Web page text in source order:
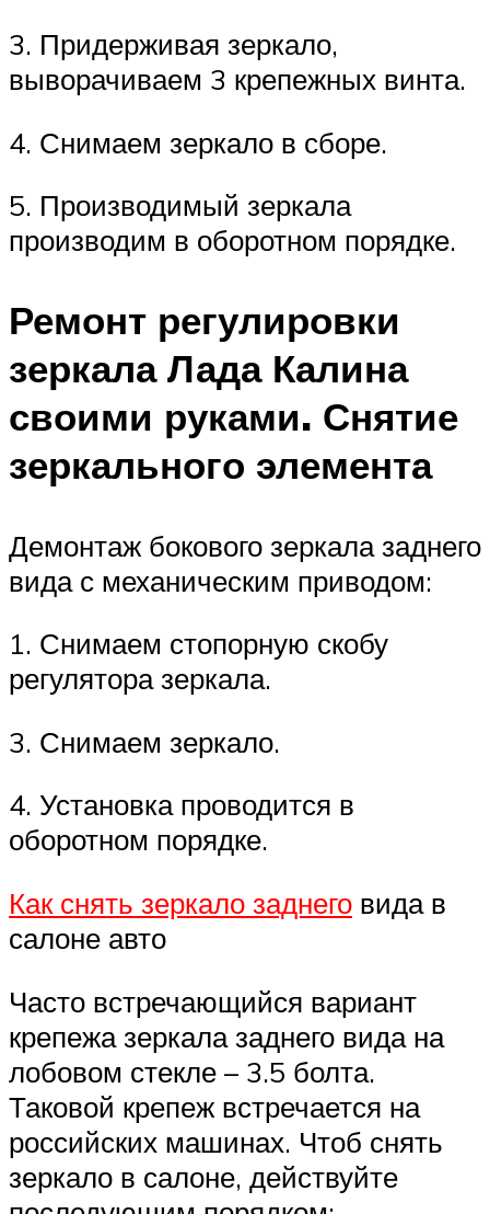
3. Придерживая зеркало,
выворачиваем 3 крепежных винта.
4. Снимаем зеркало в сборе.
5. Производимый зеркала
производим в оборотном порядке.
Ремонт регулировки
зеркала Лада Калина
своими руками. Снятие
зеркального элемента
Демонтаж бокового зеркала заднего
вида с механическим приводом:
1. Снимаем стопорную скобу
регулятора зеркала.
3. Снимаем зеркало.
4. Установка проводится в
оборотном порядке.
Как снять зеркало заднего вида в
салоне авто
Часто встречающийся вариант
крепежа зеркала заднего вида на
лобовом стекле – 3.5 болта.
Таковой крепеж встречается на
российских машинах. Чтоб снять
зеркало в салоне, действуйте